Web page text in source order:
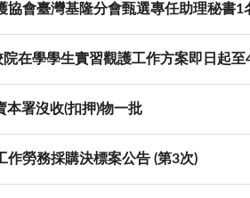
協會臺灣基隆分會甄選專任助理秘書1
在學學生實習觀護工作方案即日起至
本署沒收(扣押)物一批
作勞務採購決標案公告 (第3次)